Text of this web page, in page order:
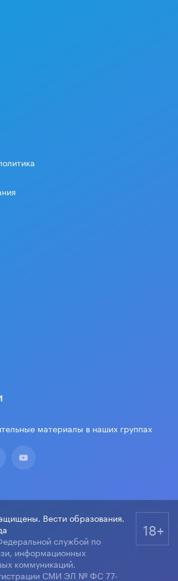
материалы в наших группах
Вести образования.
службой по
информационных
коммуникаций.
СМИ ЭЛ № ФС 77-
18+